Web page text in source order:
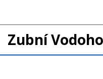
Zubní